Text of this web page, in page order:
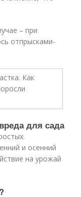
– при
отпрысками-
для сада
и осенний
на урожай